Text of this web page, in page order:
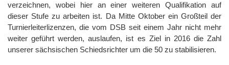
verzeichnen, wobei hier an einer weiteren Qualifikation auf
dieser Stufe zu arbeiten ist. Da Mitte Oktober ein Großteil der
Turnierleiterlizenzen, die vom DSB seit einem Jahr nicht mehr
weiter geführt werden, auslaufen, ist es Ziel in 2016 die Zahl
unserer sächsischen Schiedsrichter um die 50 zu stabilisieren.